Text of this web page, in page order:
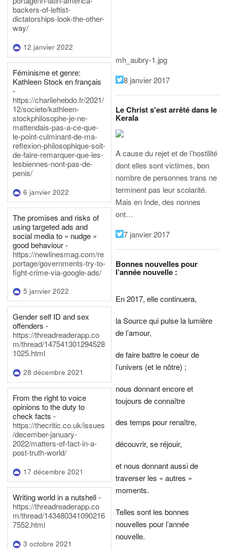
backers-of-leftist-
dictatorships-look-the-other-
way/
12 janvier 2022
Féminisme et genre:
Kathleen Stock en français
-
https://charliehebdo.fr/2021/
12/societe/kathleen-
stockphilosophe-je-ne-
mattendais-pas-a-ce-que-
le-point-culminant-de-ma-
reflexion-philosophique-soit-
de-faire-remarquer-que-les-
lesbiennes-nont-pas-de-
penis/
6 janvier 2022
The promises and risks of
using targeted ads and
social media to « nudge »
good behaviour -
https://newlinesmag.com/re
portage/governments-try-to-
fight-crime-via-google-ads/
5 janvier 2022
Gender self ID and sex
offenders -
https://threadreaderapp.co
m/thread/147541301294528
1025.html
28 décembre 2021
From the right to voice
opinions to the duty to
check facts -
https://thecritic.co.uk/issues
/december-january-
2022/matters-of-fact-in-a-
post-truth-world/
17 décembre 2021
Writing world in a nutshell -
https://threadreaderapp.co
m/thread/143480341090216
7552.html
3 octobre 2021
mh_aubry-1.jpg
8 janvier 2017
Le Christ s'est arrêté dans le
Kerala
A cause du rejet et de l’hostilité
dont elles sont victimes, bon
nombre de personnes trans ne
terminent pas leur scolarité.
Mais en Inde, des nonnes
ont…
7 janvier 2017
Bonnes nouvelles pour
l’année nouvelle :
En 2017, elle continuera,
la Source qui pulse la lumière
de l’amour,
de faire battre le coeur de
l’univers (et le nôtre) ;
nous donnant encore et
toujours de connaître
des temps pour renaître,
découvrir, se réjouir,
et nous donnant aussi de
traverser les « autres »
moments.
Telles sont les bonnes
nouvelles pour l’année
nouvelle.